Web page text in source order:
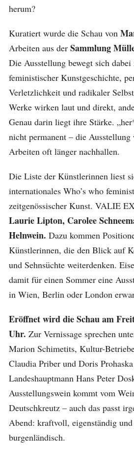
herum?
Kuratiert wurde die Schau von
Arbeiten aus der Sammlung
Die Ausstellung bewegt sich dabei
feministischer Kunstgeschichte,
Verletzlichkeit und radikaler
Werke wirken laut und direkt,
Genau darin liegt ihre Stärke.
nicht permanent – die Ausstellung
Arbeiten oft länger nachhallen.
Die Liste der Künstlerinnen liest
internationales Who’s who
zeitgenössischer Kunst. VALIE
Laurie Lipton, Carolee
Helnwein. Dazu kommen
Künstlerinnen, die den Blick auf
und Sehnsüchte weiterdenken.
damit für einen Sommer eine
in Wien, Berlin oder London
Eröffnet wird die Schau am
Uhr. Zur Vernissage sprechen
Marion Schimetits, Kultur-
Claudia Priber und Doris
Landeshauptmann Hans Peter
Ausstellungswein kommt vom
Deutschkreutz – auch das passt
Abend: kraftvoll, eigenständig
burgenländisch.